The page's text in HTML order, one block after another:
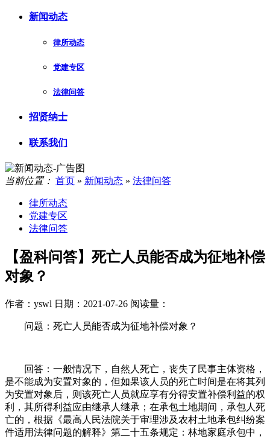
新闻动态
律所动态
党建专区
法律问答
招贤纳士
联系我们
当前位置： 首页 » 新闻动态 » 法律问答
律所动态
党建专区
法律问答
【盈科问答】死亡人员能否成为征地补偿
对象？
作者：yswl 日期：2021-07-26 阅读量：
问题：死亡人员能否成为征地补偿对象？
回答：一般情况下，自然人死亡，丧失了民事主体资格，
是不能成为安置对象的，但如果该人员的死亡时间是在将其列
为安置对象后，则该死亡人员就应享有分得安置补偿利益的权
利，其所得利益应由继承人继承；在承包土地期间，承包人死
亡的，根据《最高人民法院关于审理涉及农村土地承包纠纷案
件适用法律问题的解释》第二十五条规定：林地家庭承包中，